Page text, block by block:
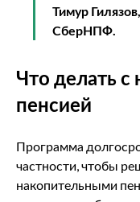
Тимур
СберНПФ.
Что делать с
пенсией
Программа
частности, чтобы
накопительными